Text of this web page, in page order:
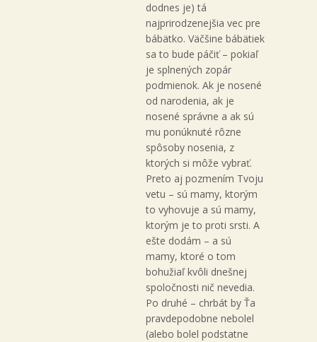
dodnes je) tá
najprirodzenejšia vec pre
bábätko. Väčšine bábätiek
sa to bude páčiť – pokiaľ
je splnených zopár
podmienok. Ak je nosené
od narodenia, ak je
nosené správne a ak sú
mu ponúknuté rôzne
spôsoby nosenia, z
ktorých si môže vybrať.
Preto aj pozmením Tvoju
vetu – sú mamy, ktorým
to vyhovuje a sú mamy,
ktorým je to proti srsti. A
ešte dodám – a sú
mamy, ktoré o tom
bohužiaľ kvôli dnešnej
spoločnosti nič nevedia.
Po druhé – chrbát by Ťa
pravdepodobne nebolel
(alebo bolel podstatne